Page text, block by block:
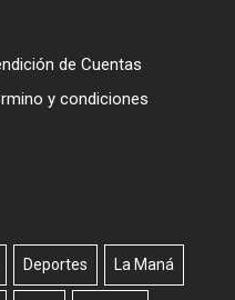
de Cuentas
y condiciones
Deportes La Maná